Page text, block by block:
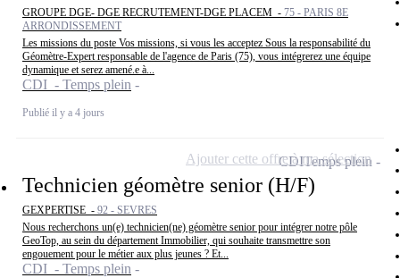
GROUPE DGE- DGE RECRUTEMENT-DGE PLACEM - 75 - PARIS 8E
ARRONDISSEMENT
Les missions du poste Vos missions, si vous les acceptez Sous la responsabilité du
Géomètre-Expert responsable de l'agence de Paris (75), vous intégrerez une équipe
dynamique et serez amené.e à...
CDI - Temps plein
Publié il y a 4 jours
Technicien géomètre senior (H/F)
GEXPERTISE - 92 - SEVRES
Nous recherchons un(e) technicien(ne) géomètre senior pour intégrer notre pôle
GeoTop, au sein du département Immobilier, qui souhaite transmettre son
engouement pour le métier aux plus jeunes ? Et...
CDI - Temps plein
CDITemps plein
Ajouter cette offre à ma sélection